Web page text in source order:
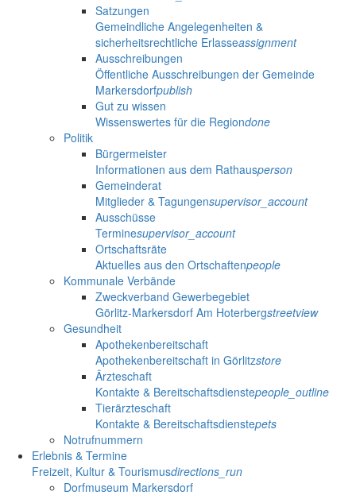
Satzungen
Gemeindliche Angelegenheiten &
sicherheitsrechtliche Erlasseassignment
Ausschreibungen
Öffentliche Ausschreibungen der Gemeinde
Markersdorfpublish
Gut zu wissen
Wissenswertes für die Regiondone
Politik
Bürgermeister
Informationen aus dem Rathausperson
Gemeinderat
Mitglieder & Tagungensupervisor_account
Ausschüsse
Terminesupervisor_account
Ortschaftsräte
Aktuelles aus den Ortschaftenpeople
Kommunale Verbände
Zweckverband Gewerbegebiet
Görlitz-Markersdorf Am Hoterbergstreetview
Gesundheit
Apothekenbereitschaft
Apothekenbereitschaft in Görlitzstore
Ärzteschaft
Kontakte & Bereitschaftsdienstepeople_outline
Tierärzteschaft
Kontakte & Bereitschaftsdienstepets
Notrufnummern
Erlebnis & Termine
Freizeit, Kultur & Tourismusdirections_run
Dorfmuseum Markersdorf